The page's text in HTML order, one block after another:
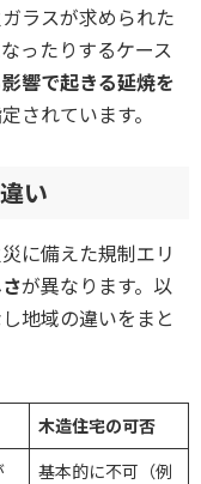
ラスが求められた
ったりするケース
響で起きる延焼を
されています。
い
に備えた規制エリ
が異なります。以
地域の違いをまと
木造住宅の可否
基本的に不可（例